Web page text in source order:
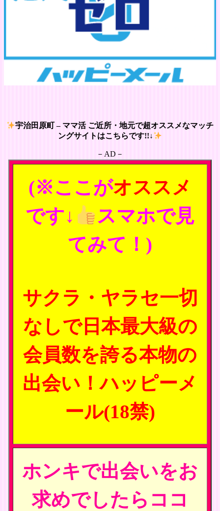
宇治田原町 – ママ活 ご近所・地元で超オススメなマッチ
ングサイトはこちらです!!↓
－AD－
(※ここがオススメ
です↓
スマホで見
てみて！)
サクラ・ヤラセ一切
なしで日本最大級の
会員数を誇る本物の
出会い！ハッピーメ
ール(18禁)
ホンキで出会いをお
求めでしたらココ